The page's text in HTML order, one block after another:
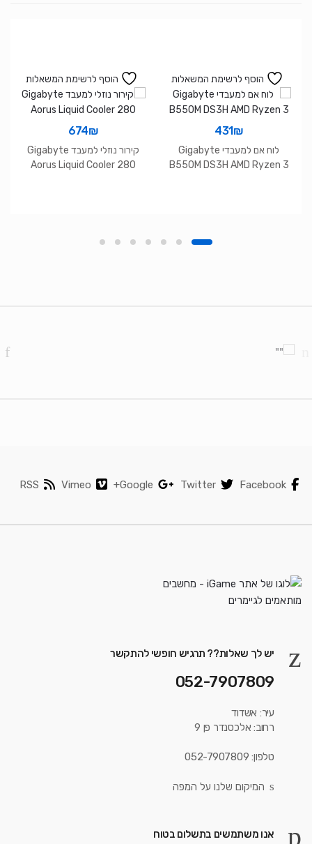
TDP
הוסף לרשימת המשאלות
431 ₪
לוח אם למעבדי Gigabyte
B550M DS3H AMD Ryzen 3
הוסף לרשימת המשאלות
674₪
קירור נוזלי למעבד Gigabyte
Aorus Liquid Cooler 280
Facebook
Twitter
Google+
Vimeo
RSS
יש לך שאלות?? תרגיש חופשי להתקשר
052-7907809
עיר: אשדוד
רחוב: אלכסנדר פן 9
טלפון: 052-7907809
המיקום שלנו על המפה
אנו משתמשים בתשלום בטוח